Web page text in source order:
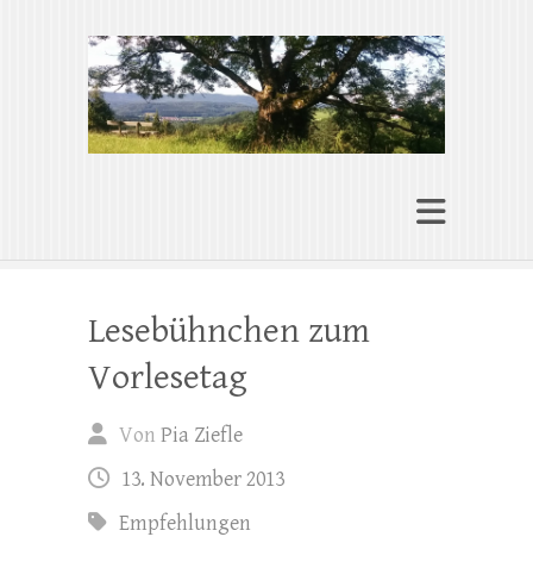
Pia Ziefle | Autorin
„Ohne Wurzeln kann das Herz nicht
Lesebühnchen zum
Vorlesetag
Von Pia Ziefle
13. November 2013
Empfehlungen